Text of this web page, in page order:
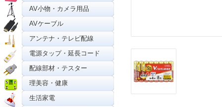
AV小物・カメラ用品
AVケーブル
アンテナ・テレビ配線
電源タップ・延長コード
配線部材・テスター
理美容・健康
生活家電